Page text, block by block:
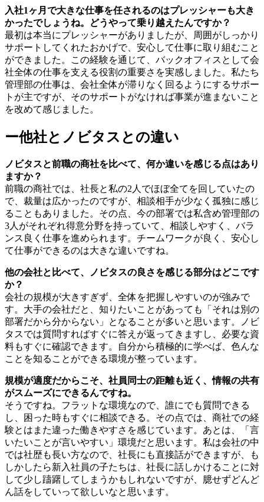
入社1ヶ月で大きな仕事を任されるのはプレッシャーも大き
かったでしょうね。どうやって乗り越えたんですか？
最初は本当にプレッシャーがありましたが、周囲がしっかり
サポートしてくれたおかげで、安心して仕事に取り組むこと
ができました。この経験を通じて、バックオフィスとして会
社全体の仕事を支える役割の重要さを実感しました。私たち
管理部の仕事は、会社全体が滞りなく回るようにするサポー
トが主ですが、そのサポートがなければ事業が進まないこと
を改めて感じました。
ー他社とノビタスとの違い
ノビタスと前職の商社を比べて、何か違いを感じる点はあり
ますか？
前職の商社では、社長と私の2人でほぼ全てを回していたの
で、裁量は広かったのですが、相談相手が少なく孤独に感じ
ることもありました。その点、今の部署では私含め管理部の
3人がそれぞれ得意分野を持っていて、相談しやすく、バラ
ンス良く仕事を進められます。チームワークが良く、安心し
て仕事ができるのは大きな違いですね。
他の会社と比べて、ノビタスの良さを感じる部分はどこです
か？
会社の規模が大きすぎず、全体を把握しやすいのが強みで
す。大手の会社だと、知りたいことがあっても「それは別の
部署だから分からない」となることが多いと思います。ノビ
タスでは質問すればすぐに答えが返ってきますし、必要な資
料もすぐに確認できます。自分から積極的に学べば、色んな
ことを知ることができる環境が整っています。
規模が適度だからこそ、社員同士の距離も近く、情報の共有
がスムーズにできるんですね。
そうですね。フラットな環境なので、誰にでも質問できる
し、困った時もすぐに相談できる。その点では、商社での経
験とはまた違った働きやすさを感じています。あとは、「言
いたいことが言いやすい」環境だと思います。私は会社の中
では社歴も長い方なので、社長にも直接話ができますが、も
しかしたら新入社員の子たちは、社長に話しかけることに対
して少し躊躇してしまうかもしれないですが、臆せずどんど
ん話をしていって欲しいなと思います。